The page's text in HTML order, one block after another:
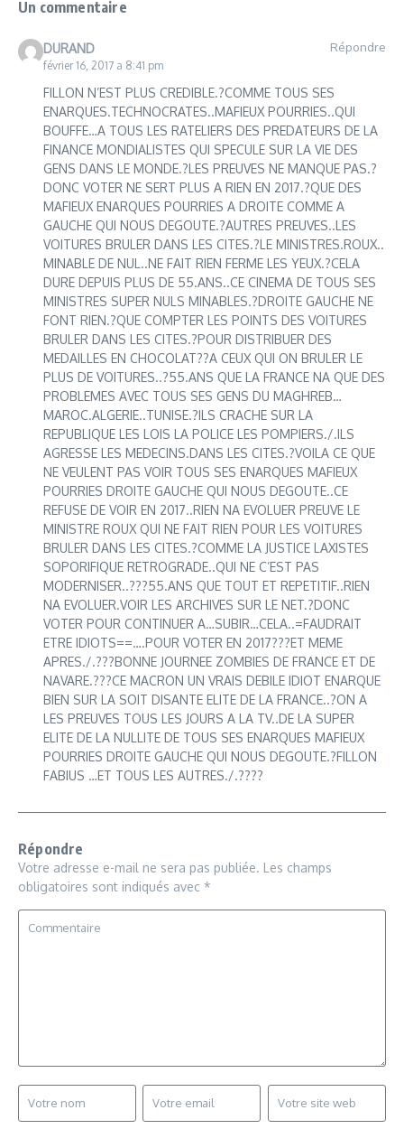
Un commentaire
DURAND
février 16, 2017 a 8:41 pm
Répondre
FILLON N’EST PLUS CREDIBLE.?COMME TOUS SES
ENARQUES.TECHNOCRATES..MAFIEUX POURRIES..QUI
BOUFFE…A TOUS LES RATELIERS DES PREDATEURS DE LA
FINANCE MONDIALISTES QUI SPECULE SUR LA VIE DES
GENS DANS LE MONDE.?LES PREUVES NE MANQUE PAS.?
DONC VOTER NE SERT PLUS A RIEN EN 2017.?QUE DES
MAFIEUX ENARQUES POURRIES A DROITE COMME A
GAUCHE QUI NOUS DEGOUTE.?AUTRES PREUVES..LES
VOITURES BRULER DANS LES CITES.?LE MINISTRES.ROUX..
MINABLE DE NUL..NE FAIT RIEN FERME LES YEUX.?CELA
DURE DEPUIS PLUS DE 55.ANS..CE CINEMA DE TOUS SES
MINISTRES SUPER NULS MINABLES.?DROITE GAUCHE NE
FONT RIEN.?QUE COMPTER LES POINTS DES VOITURES
BRULER DANS LES CITES.?POUR DISTRIBUER DES
MEDAILLES EN CHOCOLAT??A CEUX QUI ON BRULER LE
PLUS DE VOITURES..?55.ANS QUE LA FRANCE NA QUE DES
PROBLEMES AVEC TOUS SES GENS DU MAGHREB…
MAROC.ALGERIE..TUNISE.?ILS CRACHE SUR LA
REPUBLIQUE LES LOIS LA POLICE LES POMPIERS./.ILS
AGRESSE LES MEDECINS.DANS LES CITES.?VOILA CE QUE
NE VEULENT PAS VOIR TOUS SES ENARQUES MAFIEUX
POURRIES DROITE GAUCHE QUI NOUS DEGOUTE..CE
REFUSE DE VOIR EN 2017..RIEN NA EVOLUER PREUVE LE
MINISTRE ROUX QUI NE FAIT RIEN POUR LES VOITURES
BRULER DANS LES CITES.?COMME LA JUSTICE LAXISTES
SOPORIFIQUE RETROGRADE..QUI NE C’EST PAS
MODERNISER..???55.ANS QUE TOUT ET REPETITIF..RIEN
NA EVOLUER.VOIR LES ARCHIVES SUR LE NET.?DONC
VOTER POUR CONTINUER A…SUBIR…CELA..=FAUDRAIT
ETRE IDIOTS==….POUR VOTER EN 2017???ET MEME
APRES./.???BONNE JOURNEE ZOMBIES DE FRANCE ET DE
NAVARE.???CE MACRON UN VRAIS DEBILE IDIOT ENARQUE
BIEN SUR LA SOIT DISANTE ELITE DE LA FRANCE..?ON A
LES PREUVES TOUS LES JOURS A LA TV..DE LA SUPER
ELITE DE LA NULLITE DE TOUS SES ENARQUES MAFIEUX
POURRIES DROITE GAUCHE QUI NOUS DEGOUTE.?FILLON
FABIUS …ET TOUS LES AUTRES./.????
Répondre
Votre adresse e-mail ne sera pas publiée. Les champs
obligatoires sont indiqués avec *